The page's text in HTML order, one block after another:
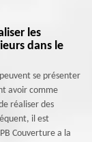
les
dans le
se présenter
avoir comme
réaliser des
il est
Couverture a la